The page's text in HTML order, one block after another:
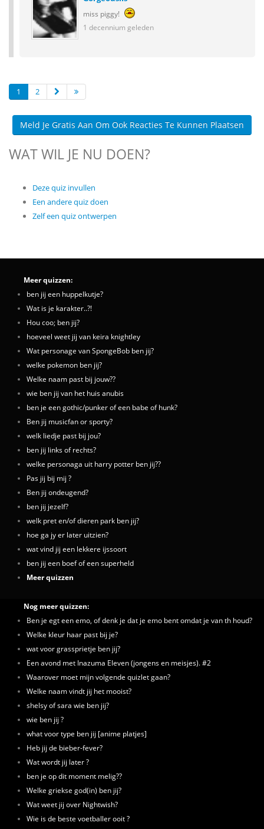
miss piggy!
1 decennium geleden
1 2
Meld Je Gratis Aan Om Ook Reacties Te Kunnen Plaatsen
WAT WIL JE NU DOEN?
Deze quiz invullen
Een andere quiz doen
Zelf een quiz ontwerpen
Meer quizzen:
ben jij een huppelkutje?
Wat is je karakter..?!
Hou coo; ben jij?
hoeveel weet jij van keira knightley
Wat personage van SpongeBob ben jij?
welke pokemon ben jij?
Welke naam past bij jouw??
wie ben jij van het huis anubis
ben je een gothic/punker of een babe of hunk?
Ben jij musicfan or sporty?
welk liedje past bij jou?
ben jij links of rechts?
welke personaga uit harry potter ben jij??
Pas jij bij mij ?
Ben jij ondeugend?
ben jij jezelf?
welk pret en/of dieren park ben jij?
hoe ga jy er later uitzien?
wat vind jij een lekkere ijssoort
ben jij een boef of een superheld
Meer quizzen
Nog meer quizzen:
Ben je egt een emo, of denk je dat je emo bent omdat je van th houd?
Welke kleur haar past bij je?
wat voor grassprietje ben jij?
Een avond met Inazuma Eleven (jongens en meisjes). #2
Waarover moet mijn volgende quizlet gaan?
Welke naam vindt jij het mooist?
shelsy of sara wie ben jij?
wie ben jij ?
what voor type ben jij [anime platjes]
Heb jij de bieber-fever?
Wat wordt jij later ?
ben je op dit moment melig??
Welke griekse god(in) ben jij?
Wat weet jij over Nightwish?
Wie is de beste voetballer ooit ?